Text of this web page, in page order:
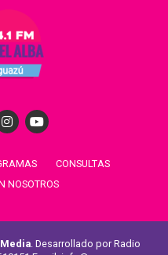
CONSULTAS
NOSOTROS
. Desarrollado por Radio